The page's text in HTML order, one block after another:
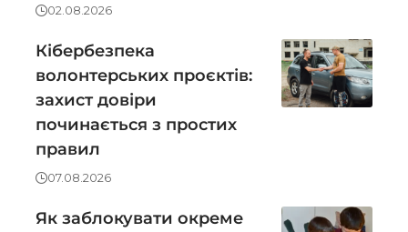
02.08.2026
Кібербезпека
волонтерських проєктів:
захист довіри
починається з простих
правил
07.08.2026
Як заблокувати окреме